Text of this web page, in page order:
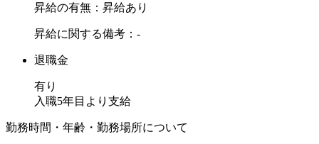
昇給の有無：昇給あり
昇給に関する備考：-
退職金
有り
入職5年目より支給
勤務時間・年齢・勤務場所について